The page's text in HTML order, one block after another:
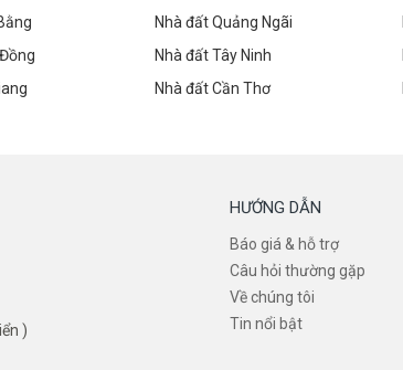
Nhà đất Quảng Ngãi
Nhà đất Tây Ninh
Nhà đất Cần Thơ
)
HƯỚNG DẪN
Báo giá & hỗ trợ
Câu hỏi thường gặp
Về chúng tôi
Tin nổi bật